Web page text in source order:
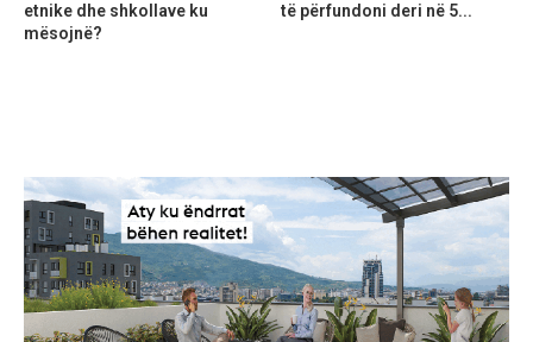
etnike dhe shkollave ku
mësojnë?
të përfundoni deri në 5...